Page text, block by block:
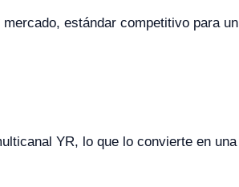
estándar competitivo para un
YR, lo que lo convierte en una